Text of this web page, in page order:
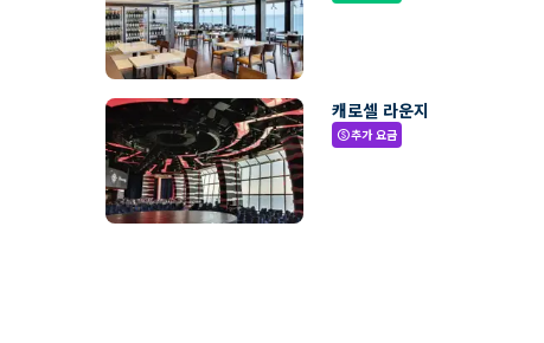
캐로셀 라운지
paid추가 요금